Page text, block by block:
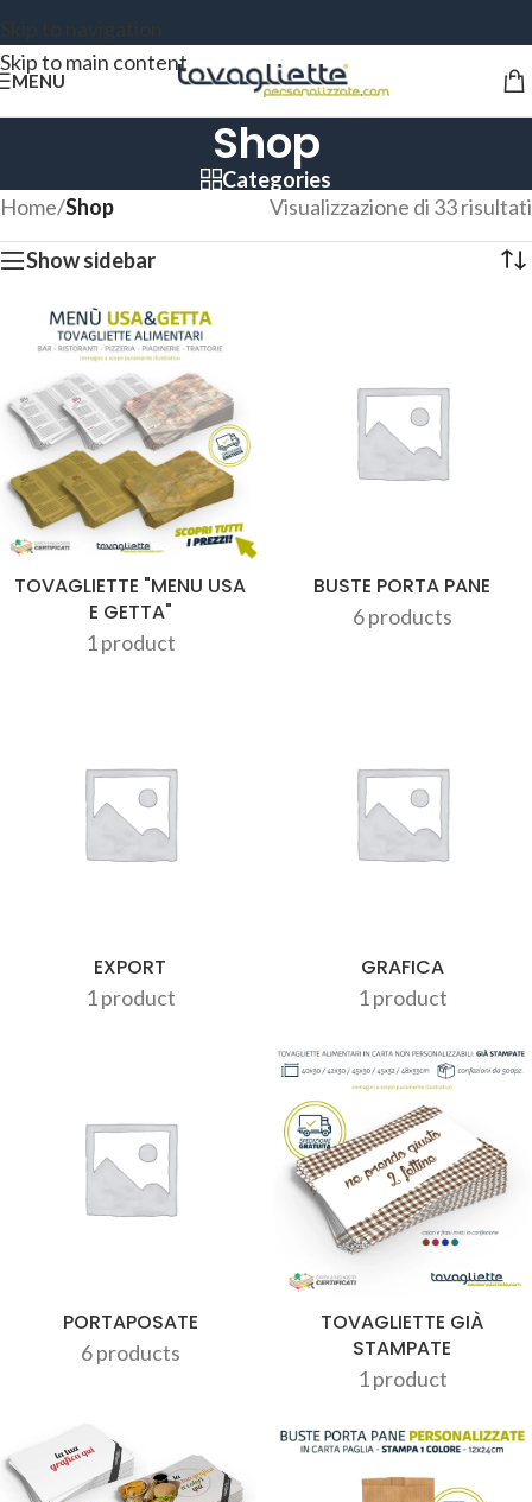
Skip to main content
MENU
Shop
Categories
Home/Shop Visualizzazione di 33 risultati
Show sidebar
TOVAGLIETTE "MENU USA
E GETTA"
1 product
BUSTE PORTA PANE
6 products
EXPORT
1 product
GRAFICA
1 product
PORTAPOSATE
6 products
TOVAGLIETTE GIÀ
STAMPATE
1 product